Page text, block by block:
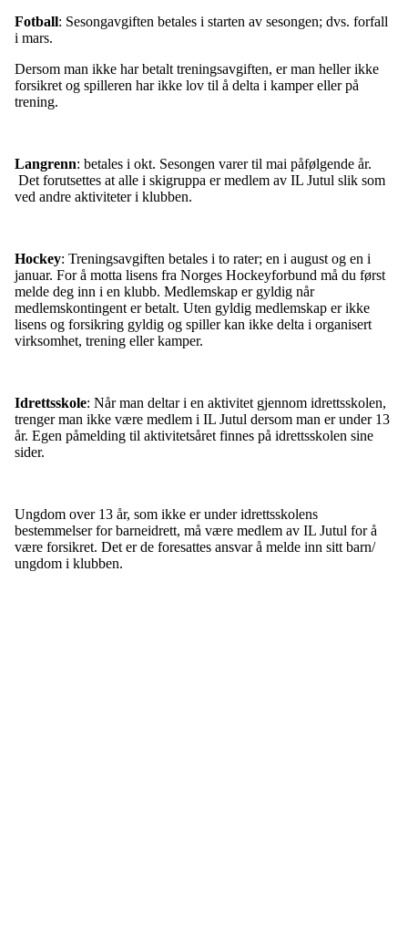
Fotball: Sesongavgiften betales i starten av sesongen; dvs. forfall
i mars.
Dersom man ikke har betalt treningsavgiften, er man heller ikke
forsikret og spilleren har ikke lov til å delta i kamper eller på
trening.
Langrenn: betales i okt. Sesongen varer til mai påfølgende år.
Det forutsettes at alle i skigruppa er medlem av IL Jutul slik som
ved andre aktiviteter i klubben.
Hockey: Treningsavgiften betales i to rater; en i august og en i
januar. For å motta lisens fra Norges Hockeyforbund må du først
melde deg inn i en klubb. Medlemskap er gyldig når
medlemskontingent er betalt. Uten gyldig medlemskap er ikke
lisens og forsikring gyldig og spiller kan ikke delta i organisert
virksomhet, trening eller kamper.
Idrettsskole: Når man deltar i en aktivitet gjennom idrettsskolen,
trenger man ikke være medlem i IL Jutul dersom man er under 13
år. Egen påmelding til aktivitetsåret finnes på idrettsskolen sine
sider.
Ungdom over 13 år, som ikke er under idrettsskolens
bestemmelser for barneidrett, må være medlem av IL Jutul for å
være forsikret. Det er de foresattes ansvar å melde inn sitt barn/
ungdom i klubben.